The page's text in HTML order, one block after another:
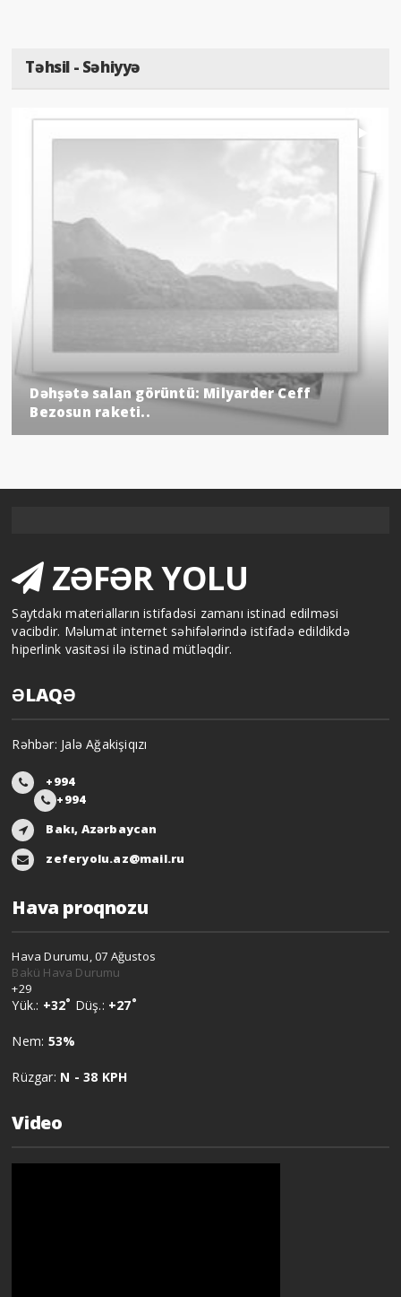
Təhsil - Səhiyyə
Dəhşətə salan görüntü: Milyarder Ceff
Bezosun raketi..
ZƏFƏR YOLU
Saytdakı materialların istifadəsi zamanı istinad edilməsi
vacibdir. Məlumat internet səhifələrində istifadə edildikdə
hiperlink vasitəsi ilə istinad mütləqdir.
ƏLAQƏ
Rəhbər: Jalə Ağakişiqızı
+994
+994
Bakı, Azərbaycan
zeferyolu.az@mail.ru
Hava proqnozu
Hava Durumu, 07 Ağustos
Bakü Hava Durumu
+29
Yük.: +32° Düş.: +27°
Nem: 53%
Rüzgar: N - 38 KPH
Video